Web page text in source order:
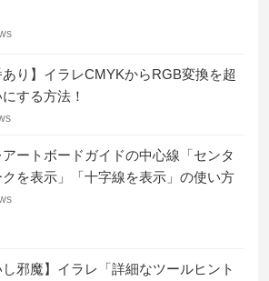
あり】イラレCMYKからRGB変換を超
する方法！
アートボードガイドの中心線「センタ
クを表示」「十字線を表示」の使い方
し邪魔】イラレ「詳細なツールヒント